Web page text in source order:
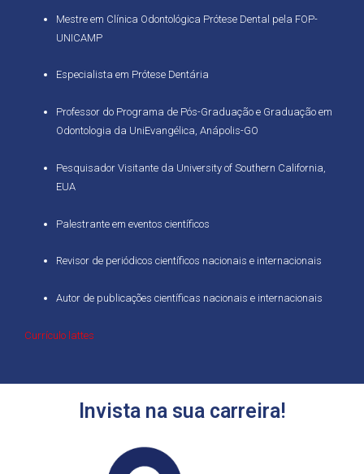
Mestre em Clínica Odontológica Prótese Dental pela FOP-
UNICAMP
Especialista em Prótese Dentária
Professor do Programa de Pós-Graduação e Graduação em
Odontologia da UniEvangélica, Anápolis-GO
Pesquisador Visitante da University of Southern California,
EUA
Palestrante em eventos científicos
Revisor de periódicos científicos nacionais e internacionais
Autor de publicações científicas nacionais e internacionais
Currículo lattes
Invista na sua carreira!